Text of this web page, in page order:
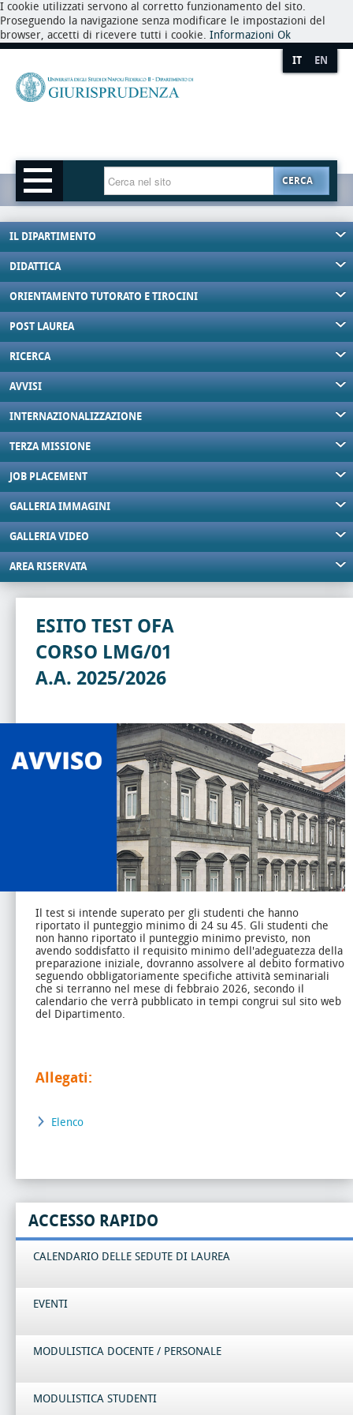
I cookie utilizzati servono al corretto funzionamento del sito.
Proseguendo la navigazione senza modificare le impostazioni del
browser, accetti di ricevere tutti i cookie. Informazioni Ok
IT EN
CERCA
IL DIPARTIMENTO
DIDATTICA
ORIENTAMENTO TUTORATO E TIROCINI
POST LAUREA
RICERCA
AVVISI
INTERNAZIONALIZZAZIONE
TERZA MISSIONE
JOB PLACEMENT
GALLERIA IMMAGINI
GALLERIA VIDEO
AREA RISERVATA
ESITO TEST OFA
CORSO LMG/01
A.A. 2025/2026
Il test si intende superato per gli studenti che hanno
riportato il punteggio minimo di 24 su 45. Gli studenti che
non hanno riportato il punteggio minimo previsto, non
avendo soddisfatto il requisito minimo dell'adeguatezza della
preparazione iniziale, dovranno assolvere al debito formativo
seguendo obbligatoriamente specifiche attività seminariali
che si terranno nel mese di febbraio 2026, secondo il
calendario che verrà pubblicato in tempi congrui sul sito web
del Dipartimento.
Allegati:
Elenco
ACCESSO RAPIDO
CALENDARIO DELLE SEDUTE DI LAUREA
EVENTI
MODULISTICA DOCENTE / PERSONALE
MODULISTICA STUDENTI